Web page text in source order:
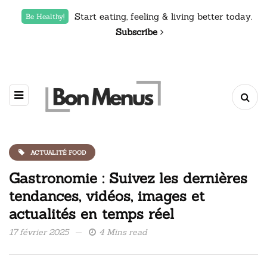
Be Healthy!
Start eating, feeling & living better today.
Subscribe
ACTUALITÉ FOOD
Gastronomie : Suivez les dernières
tendances, vidéos, images et
actualités en temps réel
17 février 2025 4 Mins read